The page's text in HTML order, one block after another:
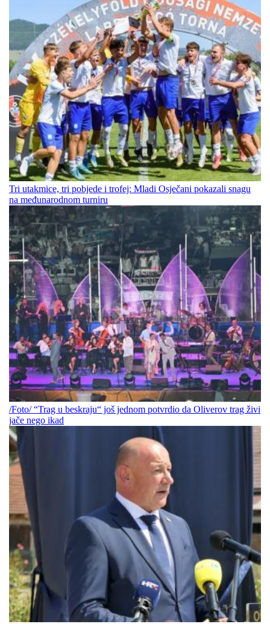
Tri utakmice, tri pobjede i trofej: Mladi Osječani pokazali snagu
na međunarodnom turniru
/Foto/ “Trag u beskraju“ još jednom potvrdio da Oliverov trag živi
jače nego ikad